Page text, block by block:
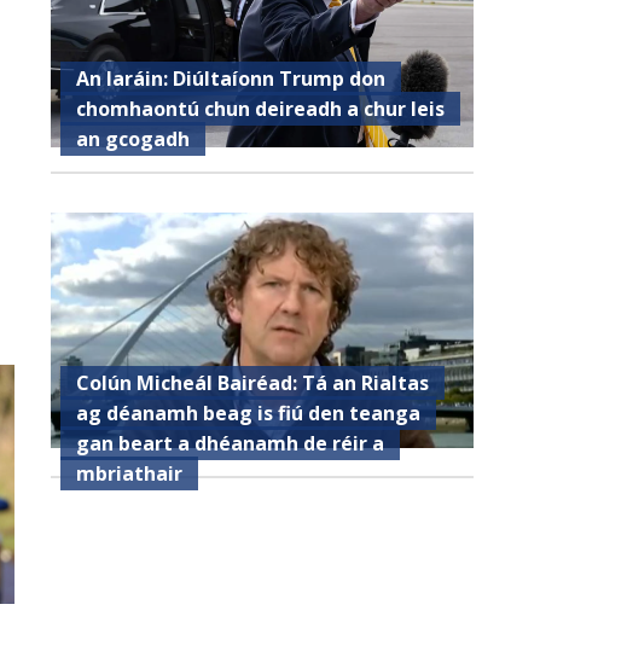
An Iaráin: Diúltaíonn Trump don
chomhaontú chun deireadh a chur leis
an gcogadh
Colún Micheál Bairéad: Tá an Rialtas
ag déanamh beag is fiú den teanga
gan beart a dhéanamh de réir a
mbriathair